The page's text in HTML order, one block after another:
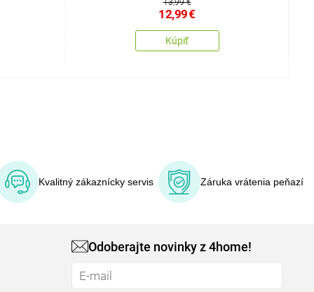
12,99€
Kúpiť
Kvalitný zákaznícky servis Záruka vrátenia peňazí
Odoberajte novinky z 4home!